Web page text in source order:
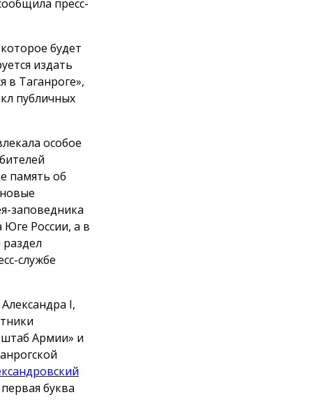
пресс-
будет
издать
в Таганроге»,
публичных
особое
память об
заповедника
Юге России, а в
службе
I,
штаб Армии» и
буква